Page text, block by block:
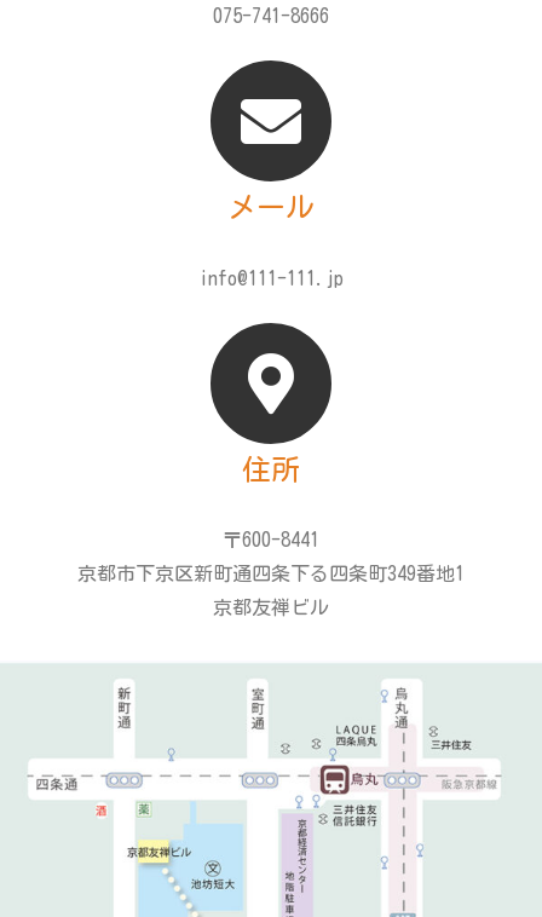
075-741-8666
メール
info@111-111.jp
住所
〒600-8441
京都市下京区新町通四条下る四条町349番地1
京都友禅ビル